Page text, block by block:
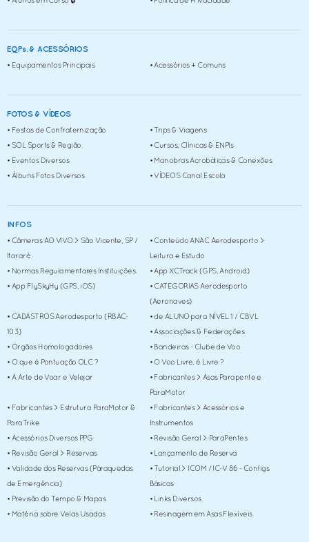
EQPs. & ACESSÓRIOS
• Equipamentos Principais • Acessórios + Comuns
FOTOS & VÍDEOS
• Festas de Confraternização • Trips & Viagens
• SOL Sports & Região • Cursos, Clínicas & ENPIs
• Eventos Diversos • Manobras Acrobáticas & Conexões
• Álbuns Fotos Diversos • VÍDEOS Canal Escola
INFOS
• Câmeras AO VIVO > São Vicente, SP /
Itararé
• Conteúdo ANAC Aerodesporto >
Leitura e Estudo
• Normas Regulamentares Instituições • App XCTrack (GPS, Android)
• App FlySkyHy (GPS, iOS) • CATEGORIAS Aerodesporto
(Aeronaves)
• CADASTROS Aerodesporto (RBAC-
103)
• de ALUNO para NÍVEL 1 / CBVL
• Associações & Federações
• Órgãos Homologadores • Bandeiras - Clube de Voo
• O que é Pontuação OLC ? • O Voo Livre, é Livre ?
• A Arte de Voar e Velejar • Fabricantes > Asas Parapente e
ParaMotor
• Fabricantes > Estrutura ParaMotor &
ParaTrike
• Fabricantes > Acessórios e
Instrumentos
• Acessórios Diversos PPG • Revisão Geral > ParaPentes
• Revisão Geral > Reservas • Lançamento de Reserva
• Validade dos Reservas (Páraquedas
de Emergência)
• Tutorial > ICOM / IC-V 86 - Configs
Básicas
• Previsão do Tempo & Mapas • Links Diversos
• Matéria sobre Velas Usadas • Resinagem em Asas Flexíveis